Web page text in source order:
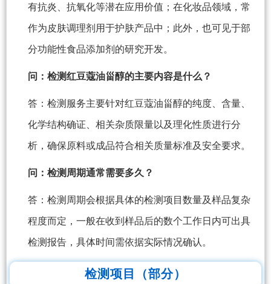
有抗炎、抗氧化等潜在应用价值；在化妆品领域，常
作为皮肤调理剂用于护肤产品中；此外，也可见于部
分功能性食品添加剂的研究开发。
问：检测红豆蔻油甾醇的主要内容是什么？
答：检测服务主要针对红豆蔻油甾醇的纯度、含量、
化学结构确证、相关杂质限量以及理化性质进行分
析，确保原料或成品符合相关质量标准及安全要求。
问：检测周期通常需要多久？
答：检测周期会根据具体的检测项目数量及样品复杂
程度而定，一般在收到样品后的数个工作日内可出具
检测报告，具体时间需依据实际情况确认。
检测项目（部分）